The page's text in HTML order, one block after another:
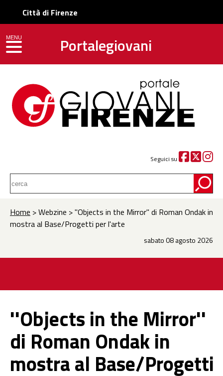
Città di Firenze
Portalegiovani
Seguici su
MENU
toggle navigation
Home > Webzine > ''Objects in the Mirror'' di Roman Ondak in
mostra al Base/Progetti per l'arte
sabato 08 agosto 2026
''Objects in the Mirror''
di Roman Ondak in
mostra al Base/Progetti